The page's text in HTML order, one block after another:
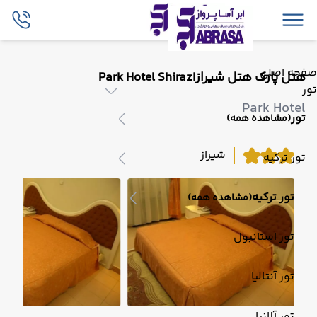
صفحه اصلی
تور
تور(مشاهده همه)
تور ترکیه
تور ترکیه(مشاهده همه)
تور استانبول
تور آنتالیا
هتل پارک هتل شیراز|Park Hotel Shiraz
Park Hotel
شیراز